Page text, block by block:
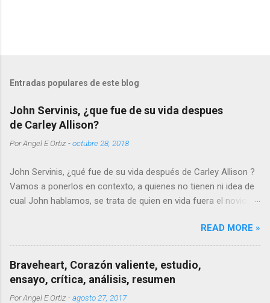
Entradas populares de este blog
John Servinis, ¿que fue de su vida despues
de Carley Allison?
PorAngel E Ortiz -octubre 28, 2018
John Servinis, ¿qué fue de su vida después de Carley Allison ?
Vamos a ponerlos en contexto, a quienes no tienen ni idea de
cual John hablamos, se trata de quien en vida fuera el novio de
READ MORE »
Braveheart, Corazón valiente, estudio,
ensayo, crítica, análisis, resumen
PorAngel E Ortiz -agosto 27, 2017